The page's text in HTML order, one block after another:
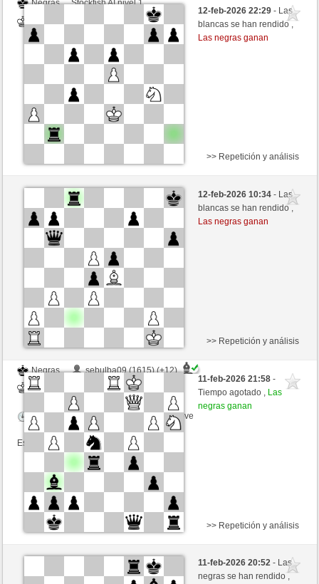
Negras
Stockfish AI nivel 1
12-feb-2026 22:29- Las
blancas se han rendido ,
Las negras ganan
Negras
mikisneki1 (1479) (+18)
Tiempo: 3 minutes/side + 1 seconds/move
Esta partida es por puntos
>> Repetición y análisis
12-feb-2026 10:34- Las
blancas se han rendido ,
Las negras ganan
Negras
sebulba09 (1615) (+12)
Blancas
toshila (1530) (-12)
Tiempo: 3 minutes/side + 1 seconds/move
Esta partida es por puntos
>> Repetición y análisis
11-feb-2026 21:58-
Tiempo agotado , Las
negras ganan
Blancas
Frank2040 (1162) (-3)
toshila (1527) (+3)
>> Repetición y análisis
11-feb-2026 20:52- Las
negras se han rendido ,